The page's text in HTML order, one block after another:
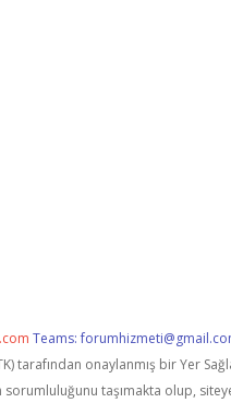
Teams:
tarafından onaylanmış bir Yer
taşımakta olup,